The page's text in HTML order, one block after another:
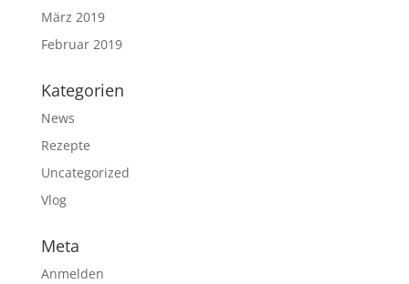
März 2019
Februar 2019
Kategorien
News
Rezepte
Uncategorized
Vlog
Meta
Anmelden